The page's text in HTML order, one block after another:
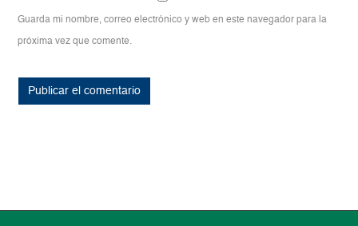
Guarda mi nombre, correo electrónico y web en este navegador para la
próxima vez que comente.